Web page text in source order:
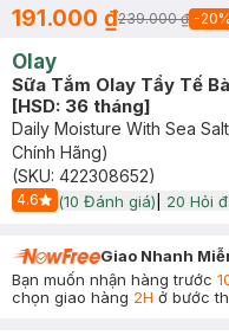
191.000 ₫239.000 ₫ -20%
Olay
Sữa Tắm Olay Tẩy Tế
[HSD: 36 tháng]
Daily Moisture With Sea
Chính Hãng)
(SKU: 422308652)
4.6
Start Icon
(10 Đánh giá) 20 Hỏi
Giao Nhanh
Bạn muốn nhận hàng trước
chọn giao hàng 2H ở bước